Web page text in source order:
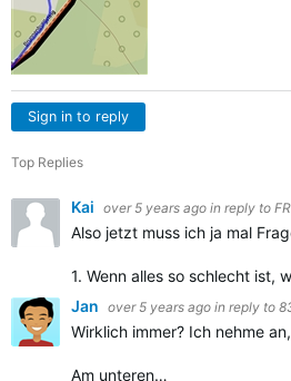
Sign in to reply
Top Replies
Kai over 5 years ago in reply to
Also jetzt muss ich ja mal
1. Wenn alles so schlecht ist,
Jan over 5 years ago in reply to
Wirklich immer? Ich nehme
Am unteren…